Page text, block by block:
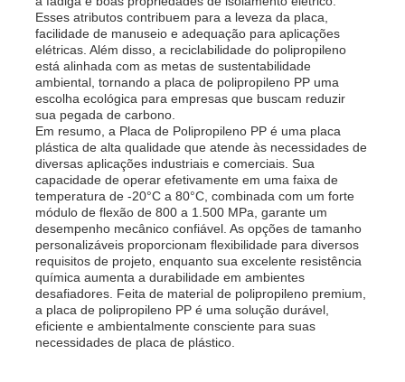
Conselho de Publicidade do PP
Folha de plástico de PP
Placa PPS
Folha de Polipropileno Retardante de Chama
Os PP tornam ôca a placa da construção
Folha de Parede PP
Esses atributos contribuem para a leveza da placa,
facilidade de manuseio e adequação para aplicações
elétricas. Além disso, a reciclabilidade do polipropileno
está alinhada com as metas de sustentabilidade
ambiental, tornando a placa de polipropileno PP uma
escolha ecológica para empresas que buscam reduzir
sua pegada de carbono.
Em resumo, a Placa de Polipropileno PP é uma placa
plástica de alta qualidade que atende às necessidades de
diversas aplicações industriais e comerciais. Sua
capacidade de operar efetivamente em uma faixa de
temperatura de -20°C a 80°C, combinada com um forte
módulo de flexão de 800 a 1.500 MPa, garante um
desempenho mecânico confiável. As opções de tamanho
personalizáveis ​​proporcionam flexibilidade para diversos
requisitos de projeto, enquanto sua excelente resistência
química aumenta a durabilidade em ambientes
desafiadores. Feita de material de polipropileno premium,
a placa de polipropileno PP é uma solução durável,
eficiente e ambientalmente consciente para suas
necessidades de placa de plástico.